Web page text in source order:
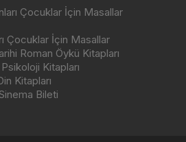
Çocuklar İçin Masallar
Çocuklar İçin Masallar
Roman Öykü Kitapları
Psikoloji Kitapları
Kitapları
Bileti